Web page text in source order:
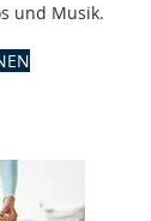
und Musik.